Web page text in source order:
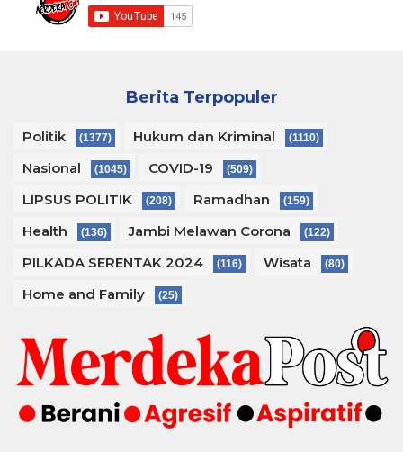
Berita Terpopuler
Politik (1377) Hukum dan Kriminal (1110)
Nasional (1045) COVID-19 (509)
LIPSUS POLITIK (208) Ramadhan (159)
Health (136) Jambi Melawan Corona (122)
PILKADA SERENTAK 2024 (116) Wisata (80)
Home and Family (25)